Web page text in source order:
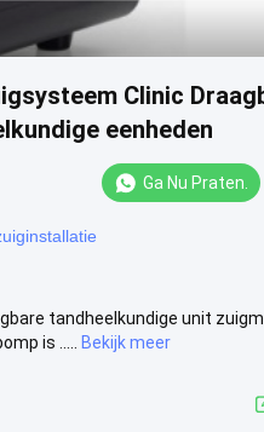
Clinic
eenheden
Ga Nu Praten.
tandheelkundige unit
is .....
Bekijk meer